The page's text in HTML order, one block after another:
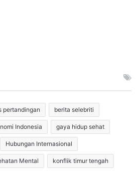
pertandingan berita selebriti
Indonesia gaya hidup sehat
Hubungan Internasional
Mental konflik timur tengah